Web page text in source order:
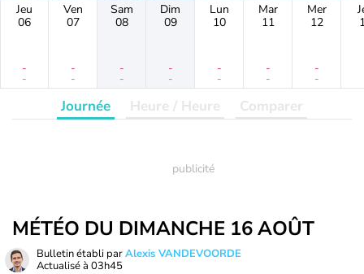
Jeu
06
-
-
Ven
07
-
-
Sam
08
-
-
Dim
09
-
-
Lun
10
-
-
Mar
11
-
-
Mer
12
-
-
Journée Heure / Heure Comparer
MÉTÉO DU DIMANCHE 16 AOÛT
Bulletin établi parAlexis VANDEVOORDE
Actualisé à 03h45